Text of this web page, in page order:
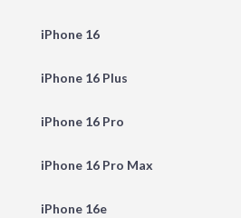
iPhone 16
iPhone 16 Plus
iPhone 16 Pro
iPhone 16 Pro Max
iPhone 16e